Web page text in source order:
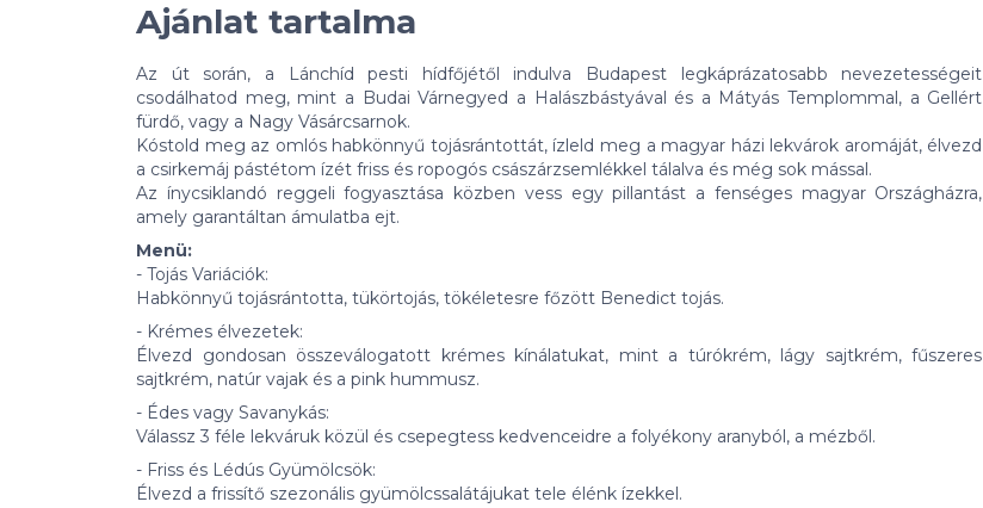
Ajánlat tartalma
Az út során, a Lánchíd pesti hídfőjétől indulva Budapest legkáprázatosabb nevezetességeit
csodálhatod meg, mint a Budai Várnegyed a Halászbástyával és a Mátyás Templommal, a Gellért
fürdő, vagy a Nagy Vásárcsarnok.
Kóstold meg az omlós habkönnyű tojásrántottát, ízleld meg a magyar házi lekvárok aromáját, élvezd
a csirkemáj pástétom ízét friss és ropogós császárzsemlékkel tálalva és még sok mással.
Az ínycsiklandó reggeli fogyasztása közben vess egy pillantást a fenséges magyar Országházra,
amely garantáltan ámulatba ejt.
Menü:
- Tojás Variációk:
Habkönnyű tojásrántotta, tükörtojás, tökéletesre főzött Benedict tojás.
- Krémes élvezetek:
Élvezd gondosan összeválogatott krémes kínálatukat, mint a túrókrém, lágy sajtkrém, fűszeres
sajtkrém, natúr vajak és a pink hummusz.
- Édes vagy Savanykás:
Válassz 3 féle lekváruk közül és csepegtess kedvenceidre a folyékony aranyból, a mézből.
- Friss és Lédús Gyümölcsök:
Élvezd a frissítő szezonális gyümölcssalátájukat tele élénk ízekkel.